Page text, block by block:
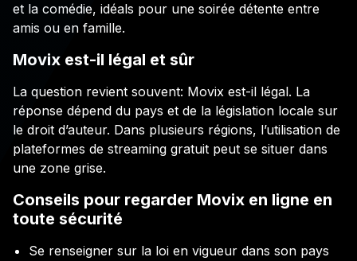
et la comédie, idéals pour une soirée détente entre
amis ou en famille.
Movix est-il légal et sûr
La question revient souvent: Movix est-il légal. La
réponse dépend du pays et de la législation locale sur
le droit d’auteur. Dans plusieurs régions, l’utilisation de
plateformes de streaming gratuit peut se situer dans
une zone grise.
Conseils pour regarder Movix en ligne en
toute sécurité
Se renseigner sur la loi en vigueur dans son pays